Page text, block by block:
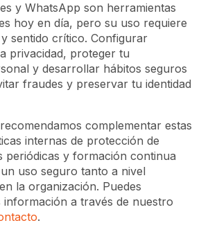
y WhatsApp son herramientas
hoy en día, pero su uso requiere
sentido crítico. Configurar
privacidad, proteger tu
y desarrollar hábitos seguros
fraudes y preservar tu identidad
complementar estas
internas de protección de
periódicas y formación continua
uso seguro tanto a nivel
la organización. Puedes
información a través de nuestro
.